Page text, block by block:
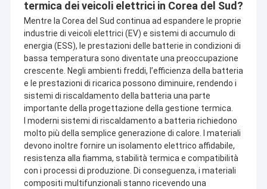
termica dei veicoli elettrici in Corea del Sud?
Mentre la Corea del Sud continua ad espandere le proprie
industrie di veicoli elettrici (EV) e sistemi di accumulo di
energia (ESS), le prestazioni delle batterie in condizioni di
bassa temperatura sono diventate una preoccupazione
crescente. Negli ambienti freddi, l’efficienza della batteria
e le prestazioni di ricarica possono diminuire, rendendo i
sistemi di riscaldamento della batteria una parte
importante della progettazione della gestione termica.
I moderni sistemi di riscaldamento a batteria richiedono
molto più della semplice generazione di calore. I materiali
devono inoltre fornire un isolamento elettrico affidabile,
resistenza alla fiamma, stabilità termica e compatibilità
con i processi di produzione. Di conseguenza, i materiali
compositi multifunzionali stanno ricevendo una